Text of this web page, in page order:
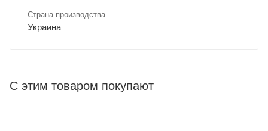
Страна производства
Украина
С этим товаром покупают